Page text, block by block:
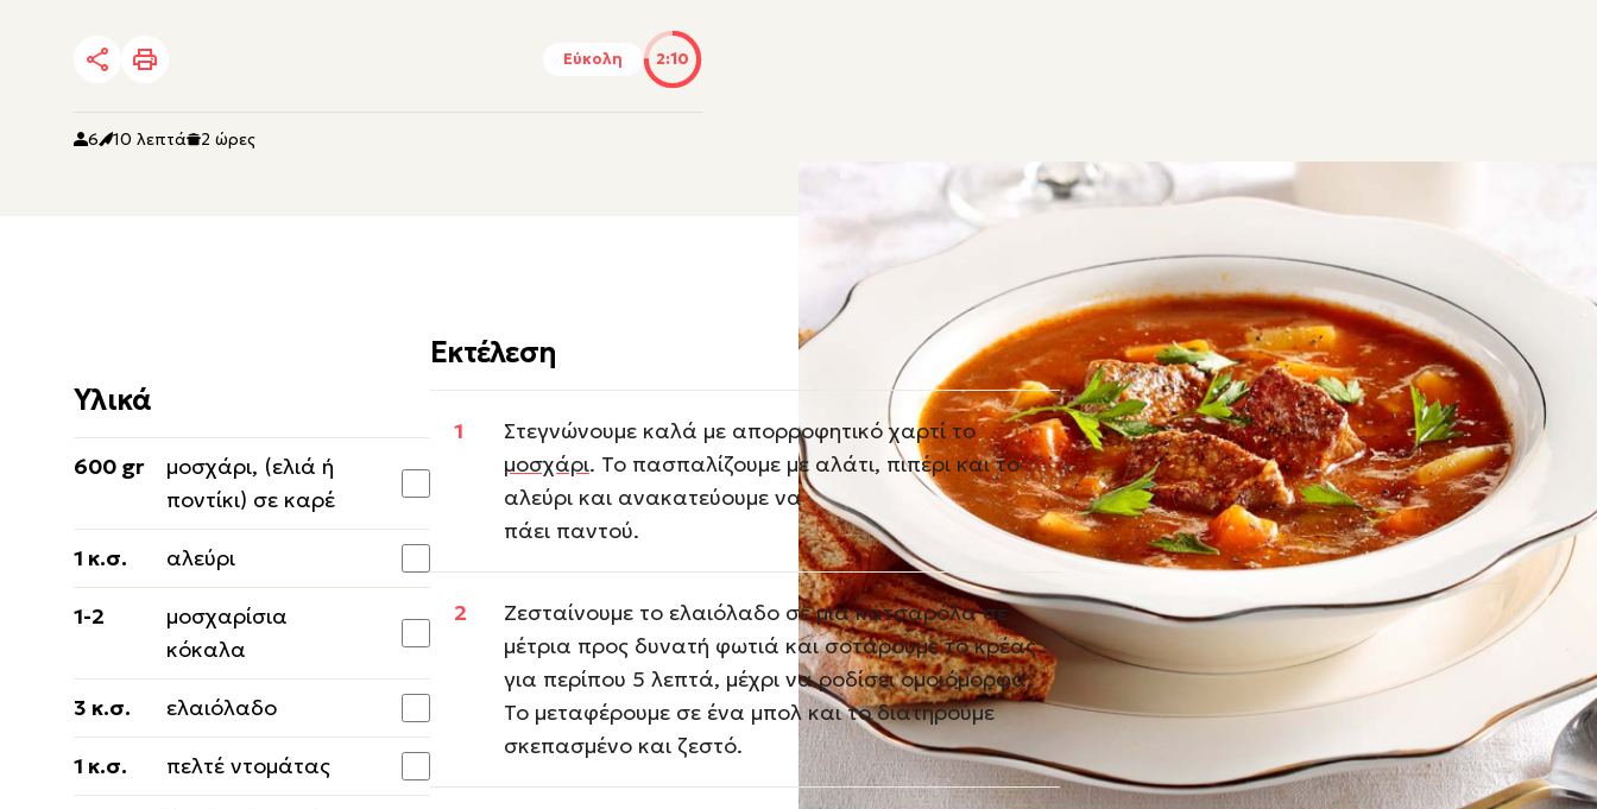
Εύκολη 2:10
6 10 λεπτά 2 ώρες
Υλικά
600 gr
μοσχάρι, (ελιά ή
ποντίκι) σε καρέ
1 κ.σ. αλεύρι
1-2
μοσχαρίσια
κόκαλα
3 κ.σ. ελαιόλαδο
1 κ.σ. πελτέ ντομάτας
Εκτέλεση
Στεγνώνουμε καλά με απορροφητικό χαρτί το
μοσχάρι. Το πασπαλίζουμε με αλάτι, πιπέρι και το
αλεύρι και ανακατεύουμε να
πάει παντού.
Ζεσταίνουμε το ελαιόλαδο σε μια κατσαρόλα σε
μέτρια προς δυνατή φωτιά και σοτάρουμε το κρέας
για περίπου 5 λεπτά, μέχρι να ροδίσει ομοιόμορφα.
Το μεταφέρουμε σε ένα μπολ και το διατηρούμε
σκεπασμένο και ζεστό.